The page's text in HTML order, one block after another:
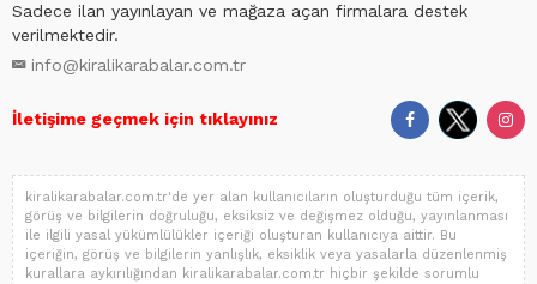
Sadece ilan yayınlayan ve mağaza açan firmalara destek
verilmektedir.
info@kiralikarabalar.com.tr
İletişime geçmek için tıklayınız
kiralikarabalar.com.tr'de yer alan kullanıcıların oluşturduğu tüm içerik,
görüş ve bilgilerin doğruluğu, eksiksiz ve değişmez olduğu, yayınlanması
ile ilgili yasal yükümlülükler içeriği oluşturan kullanıcıya aittir. Bu
içeriğin, görüş ve bilgilerin yanlışlık, eksiklik veya yasalarla düzenlenmiş
kurallara aykırılığından kiralikarabalar.com.tr hiçbir şekilde sorumlu